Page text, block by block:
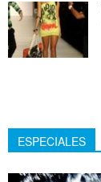
ESPECIALES